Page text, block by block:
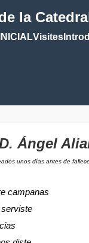
la
INICIALVisites
Ángel
unos días antes de
campanas